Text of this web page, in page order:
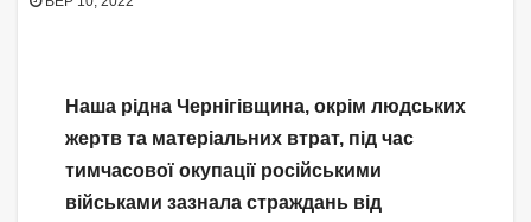
Наша рідна Чернігівщина, окрім людських
жертв та матеріальних втрат, під час
тимчасової окупації російськими
військами зазнала страждань від